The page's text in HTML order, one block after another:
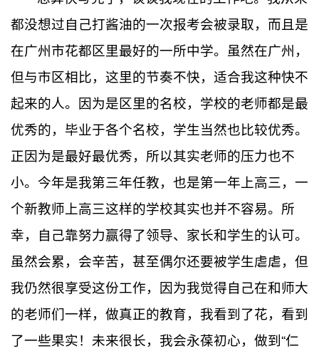
都没想过自己打酱油的一次报考会被录取，而且是
在广州市花都区里最好的一所中学。虽然在广州，
但与市区相比，这里的节奏不快，适合我这种快不
起来的人。因为是区里的名校，学校的老师都是最
优秀的，毕业于各个名校，学生当然也比较优秀。
正因为是最好最优秀，所以其实老师的压力也不
小。今年是我第三年任教，也是第一年上高三，一
个新教师上高三这样的学校其实也并不容易。所
幸，自己靠努力赢得了领导、家长和学生的认可。
虽然会累，会辛苦，甚至偶尔还要被学生虐虐，但
我仍然很享受这份工作，因为我觉得自己在和师大
的老师们一样，做真正的教育，我看到了花，看到
了一些果实！未来很长，我会永葆初心，做到“仁